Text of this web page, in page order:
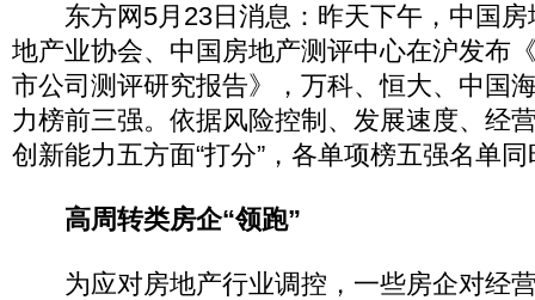
东方网5月23日消息：昨天下午，中国房
地产业协会、中国房地产测评中心在沪发布
市公司测评研究报告》，万科、恒大、中国
力榜前三强。依据风险控制、发展速度、经
创新能力五方面“打分”，各单项榜五强名单同
高周转类房企“领跑”
为应对房地产行业调控，一些房企对经